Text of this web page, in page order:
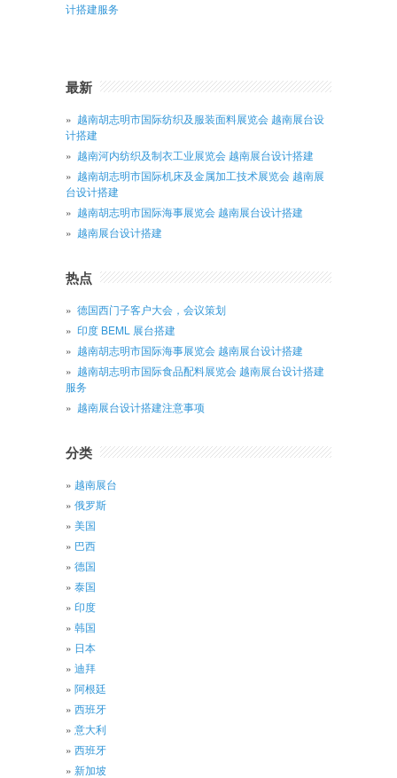
计搭建服务
最新
越南胡志明市国际纺织及服装面料展览会 越南展台设
计搭建
越南河内纺织及制衣工业展览会 越南展台设计搭建
越南胡志明市国际机床及金属加工技术展览会 越南展
台设计搭建
越南胡志明市国际海事展览会 越南展台设计搭建
越南展台设计搭建
热点
德国西门子客户大会，会议策划
印度 BEML 展台搭建
越南胡志明市国际海事展览会 越南展台设计搭建
越南胡志明市国际食品配料展览会 越南展台设计搭建
服务
越南展台设计搭建注意事项
分类
越南展台
俄罗斯
美国
巴西
德国
泰国
印度
韩国
日本
迪拜
阿根廷
西班牙
意大利
西班牙
新加坡